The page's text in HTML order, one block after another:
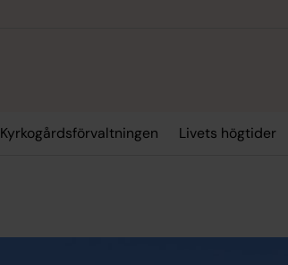
Kyrkogårdsförvaltningen Livets högtider